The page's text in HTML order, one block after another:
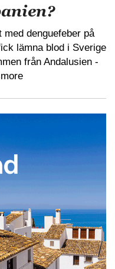
denguefeber på
lämna blod i Sverige
från Andalusien -